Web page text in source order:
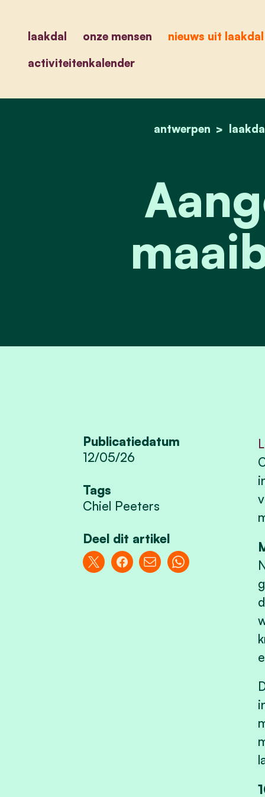
laakdal onze mensen
nieuws uit laakdal
activiteitenkalender
antwerpen
Publicatiedatum
12/05/26
Tags
Chiel Peeters
Deel dit artikel